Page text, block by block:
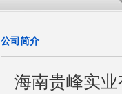
公司简介
海南贵峰实